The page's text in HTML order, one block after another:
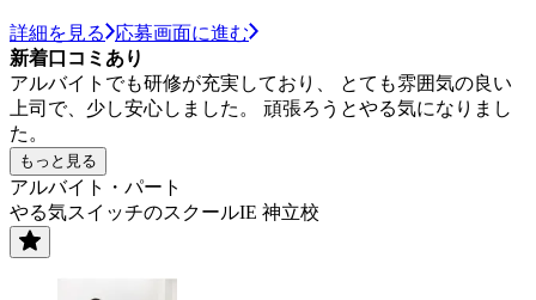
詳細を見る
応募画面に進む
新着口コミあり
アルバイトでも研修が充実しており、 とても雰囲気の良い
上司で、少し安心しました。 頑張ろうとやる気になりまし
た。
もっと見る
アルバイト・パート
やる気スイッチのスクールIE 神立校